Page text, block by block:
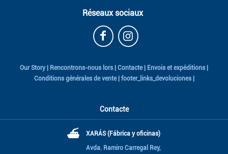
Réseaux sociaux
Our Story| Rencontrons-nous lors | Contacte| Envois et expéditions |
Conditions générales de vente| footer_links_devoluciones|
Contacte
⛴ XARÁS (Fábrica y oficinas)
Avda. Ramiro Carregal Rey,